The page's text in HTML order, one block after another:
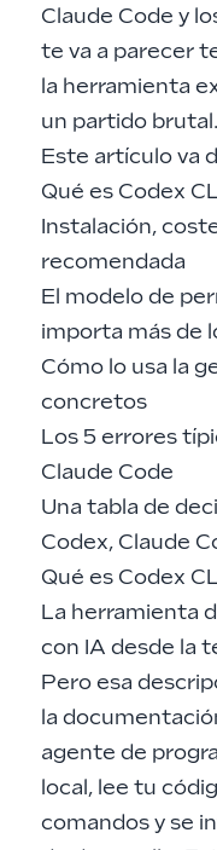
Claude Code y
te va a parecer
la herramienta
un partido brutal.
Este artículo va
Qué es Codex
Instalación,
recomendada
El modelo de
importa más de
Cómo lo usa la
concretos
Los 5 errores
Claude Code
Una tabla de
Codex, Claude
Qué es Codex
La herramienta
con IA desde la
Pero esa
la
agente de
local, lee tu
comandos y se